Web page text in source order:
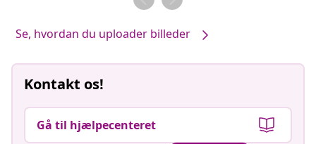
Se, hvordan du uploader billeder
Kontakt os!
Gå til hjælpecenteret